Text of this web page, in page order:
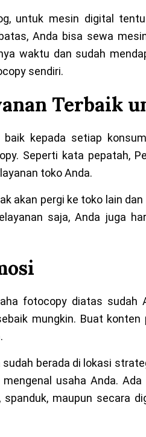
untuk mesin digital
Anda bisa sewa
waktu dan sudah
sendiri.
Terbaik
baik kepada setiap
Seperti kata pepatah,
toko Anda.
akan pergi ke toko lain
saja, Anda juga
fotocopy diatas sudah
mungkin. Buat
berada di lokasi
usaha Anda.
maupun secara